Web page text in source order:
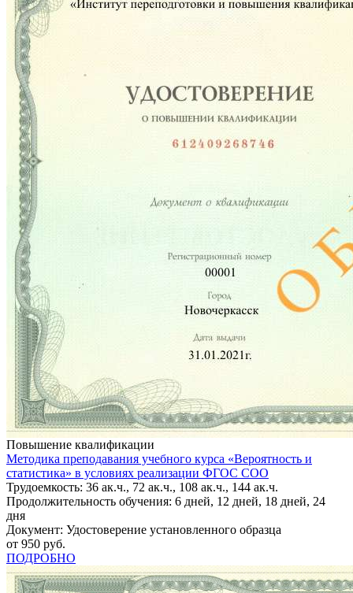
Повышение квалификации
Методика преподавания учебного курса «Вероятность и
статистика» в условиях реализации ФГОС СОО
Трудоемкость: 36 ак.ч., 72 ак.ч., 108 ак.ч., 144 ак.ч.
Продолжительность обучения: 6 дней, 12 дней, 18 дней, 24
дня
Документ: Удостоверение установленного образца
от 950 руб.
ПОДРОБНО